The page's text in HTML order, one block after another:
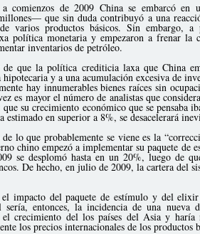
a comienzos de 2009 China se embarcó
que sin duda contribuyó a una
de varios productos básicos. Sin embargo,
política monetaria y empezaron a frenar la
inventarios de petróleo.
que la política crediticia laxa que China
hipotecaria y a una acumulación excesiva de
hay innumerables bienes raíces sin
es mayor el número de analistas que
que su crecimiento económico que se pensaba
estimado en superior a 8%, se desacelerará
lo que probablemente se viene es la
chino empezó a implementar su paquete de
se desplomó hasta en un 20%, luego de
De hecho, en julio de 2009, la cartera del
impacto del paquete de estímulo y del
sería, entonces, la incidencia de una nueva
el crecimiento del los países del Asia y
los precios internacionales de los productos